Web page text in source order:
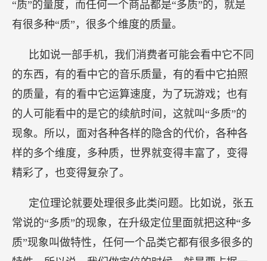
“质”的量度，而任何一个商品都是“多质”的，就是
有很多种“质”，很多个维度的质量。
比如说一部手机，我们消费者可能会看中它不同
的东西，有的看中它的音乐质量，有的看中它拍照
的质量，有的看中它运算速度，为了玩游戏；也有
的人可能看中的是它的续航时间，这就叫“多质”的
现象。所以，面对各种各样的隐含的代价，各种各
样的多个维度，多种质，世界就变得丰富了，变得
精彩了，也变得复杂了。
定位理论就要处理很多此类问题。比如说，张五
常说的“多质”的现象，在升级定位里面就把这种“多
质”现象叫做特性，任何一个品类它都有很多很多的